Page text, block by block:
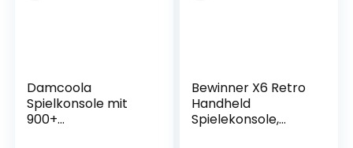
Damcoola
Spielkonsole mit
900+
Bewinner X6 Retro
Handheld
Spielekonsole,